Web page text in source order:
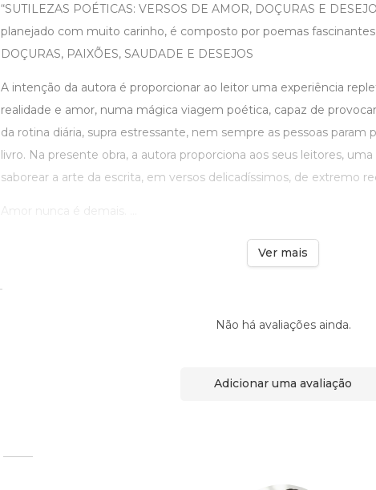
“SUTILEZAS POÉTICAS: VERSOS DE AMOR, DOÇURAS E
planejado com muito carinho, é composto por poemas
DOÇURAS, PAIXÕES, SAUDADE E DESEJOS
A intenção da autora é proporcionar ao leitor uma experiência
realidade e amor, numa mágica viagem poética, capaz de
da rotina diária, supra estressante, nem sempre as pessoas param
livro. Na presente obra, a autora proporciona aos seus leitores,
saborear a arte da escrita, em versos delicadíssimos, de extremo
Amor nunca é demais. ...
Ver mais
Não há avaliações ainda.
Adicionar uma avaliação